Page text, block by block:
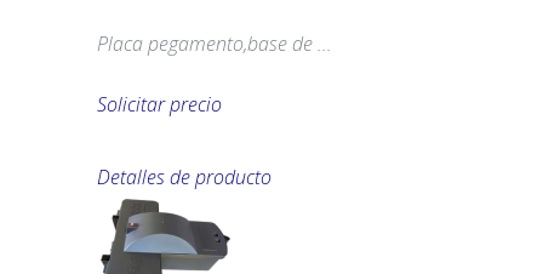
Placa pegamento,base de ...
Solicitar precio
Detalles de producto